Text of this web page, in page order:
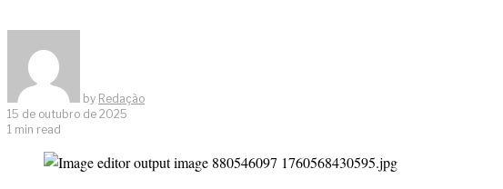
by Redação
15 de outubro de 2025
1 min read